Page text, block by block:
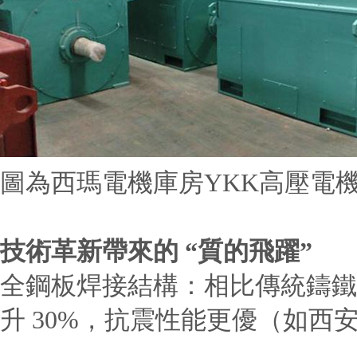
圖為西瑪電機庫房YKK高壓電
技術革新帶來的 “質的飛躍”
全鋼板焊接結構：相比傳統鑄
升 30%，抗震性能更優（如西